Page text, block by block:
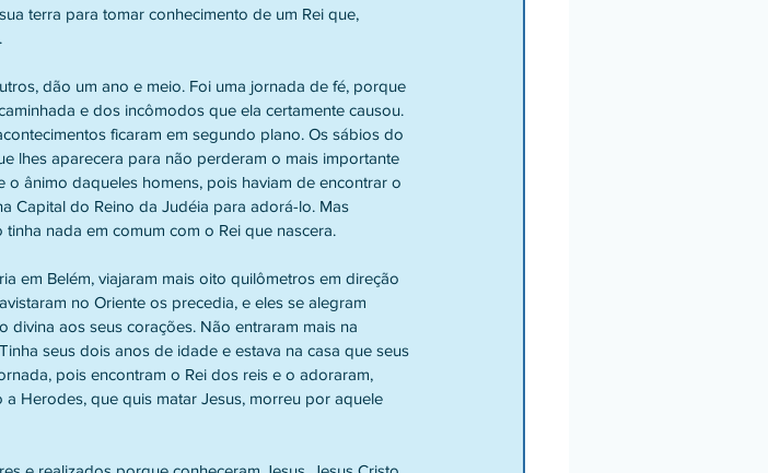
terra para tomar conhecimento de um Rei que,
dão um ano e meio. Foi uma jornada de fé, porque
e dos incômodos que ela certamente causou.
ficaram em segundo plano. Os sábios do
lhes aparecera para não perderam o mais importante
ânimo daqueles homens, pois haviam de encontrar o
Capital do Reino da Judéia para adorá-lo. Mas
nada em comum com o Rei que nascera.
em Belém, viajaram mais oito quilômetros em direção
no Oriente os precedia, e eles se alegram
aos seus corações. Não entraram mais na
seus dois anos de idade e estava na casa que seus
pois encontram o Rei dos reis e o adoraram,
Herodes, que quis matar Jesus, morreu por aquele